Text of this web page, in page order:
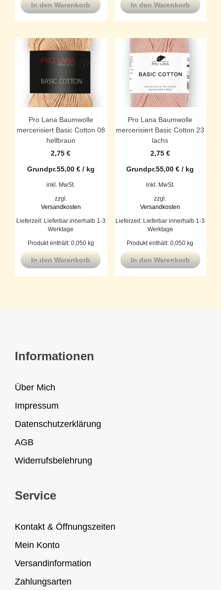
In den Warenkorb In den Warenkorb
Pro Lana Baumwolle
mercerisiert Basic Cotton 08
hellbraun
2,75€
Grundpr.55,00 €/ kg
inkl. MwSt.
zzgl.
Versandkosten
Lieferzeit: Lieferbar innerhalb 1-3
Werktage
Produkt enthält: 0,050 kg
In den Warenkorb
Pro Lana Baumwolle
mercerisiert Basic Cotton 23
lachs
2,75 €
Grundpr.55,00€ / kg
inkl. MwSt.
zzgl.
Versandkosten
Lieferzeit: Lieferbar innerhalb 1-3
Werktage
Produkt enthält: 0,050 kg
In den Warenkorb
Informationen
Über Mich
Impressum
Datenschutzerklärung
AGB
Widerrufsbelehrung
Service
Kontakt & Öffnungszeiten
Mein Konto
Versandinformation
Zahlungsarten